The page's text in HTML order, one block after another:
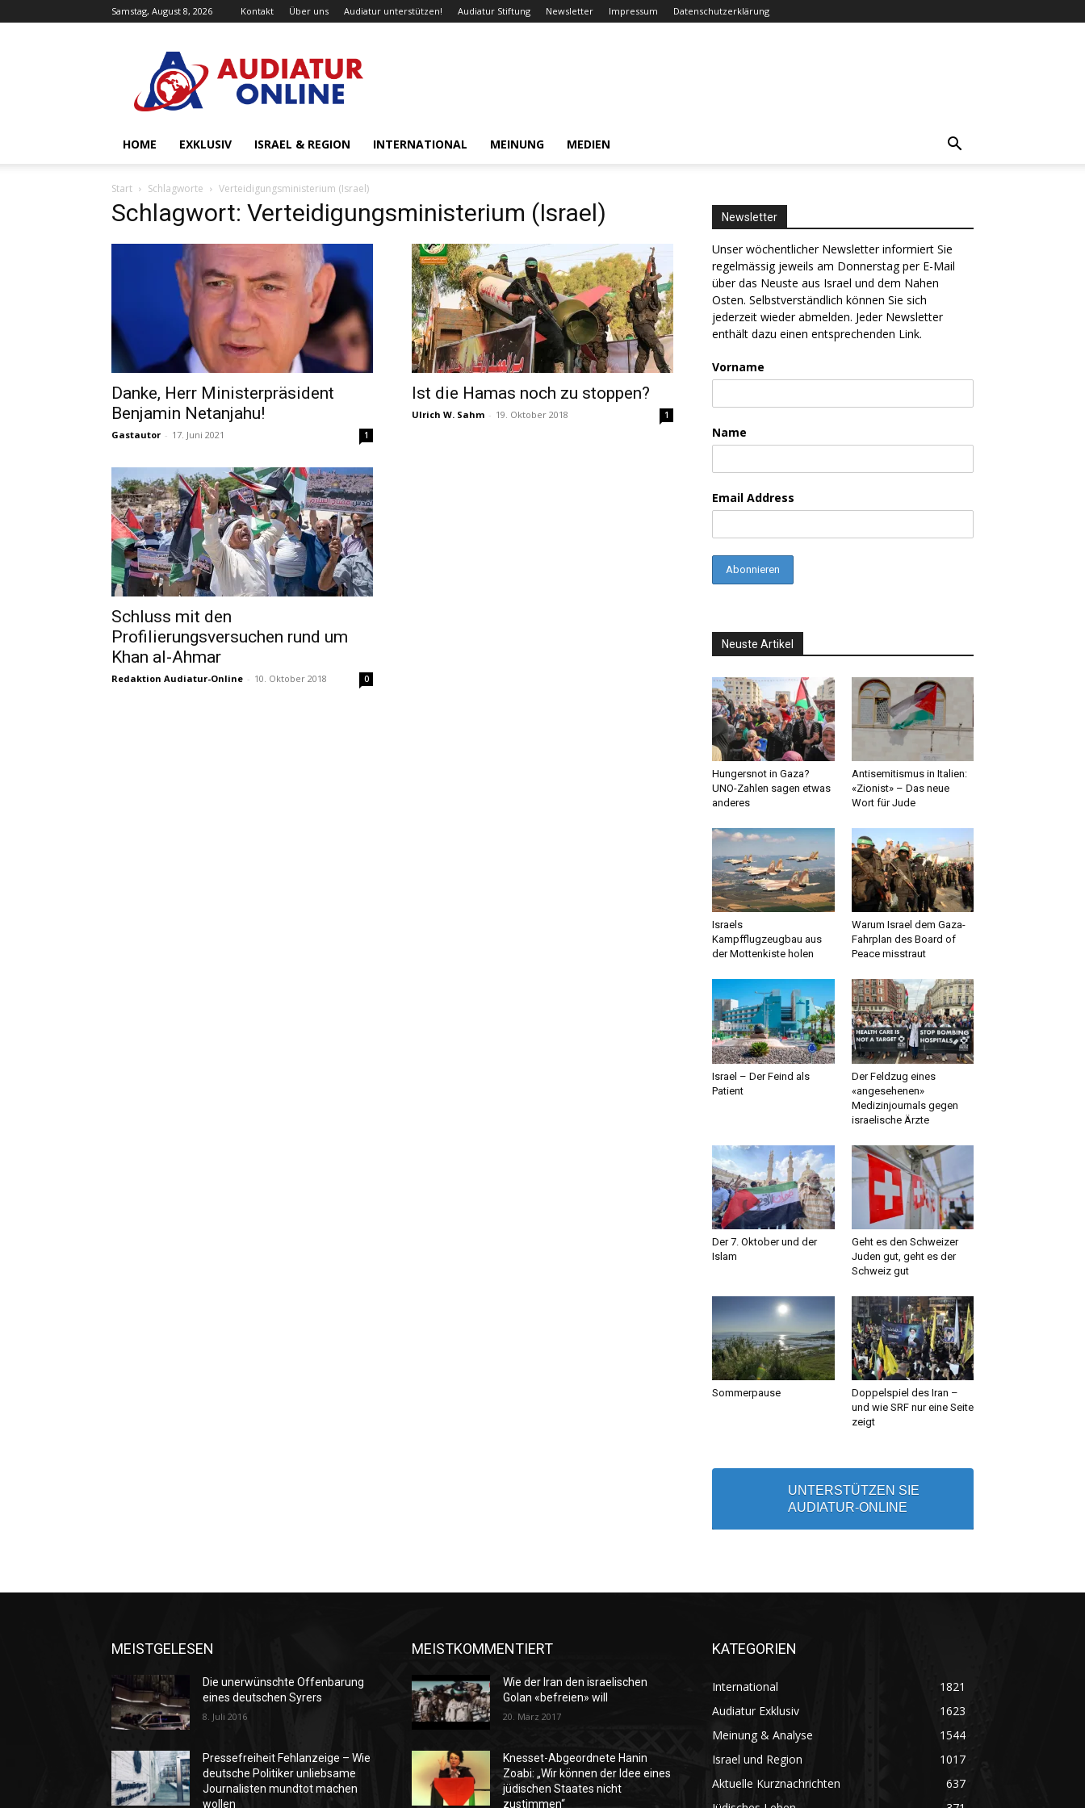
Samstag, August 8, 2026 Kontakt Über uns Audiatur unterstützen! Audiatur Stiftung Newsletter Impressum Datenschutzerklärung
Online
HOME EXKLUSIV ISRAEL & REGION INTERNATIONAL MEINUNG MEDIEN
Start Schlagworte Verteidigungsministerium (Israel)
Schlagwort: Verteidigungsministerium (Israel)
Danke, Herr Ministerpräsident
Benjamin Netanjahu!
Gastautor - 17. Juni 2021 1
Ist die Hamas noch zu stoppen?
Ulrich W. Sahm - 19. Oktober 2018 1
Schluss mit den
Profilierungsversuchen rund um
Khan al-Ahmar
Redaktion Audiatur-Online - 10. Oktober 2018 0
Newsletter
Unser wöchentlicher Newsletter informiert Sie
regelmässig jeweils am Donnerstag per E-Mail
über das Neuste aus Israel und dem Nahen
Osten. Selbstverständlich können Sie sich
jederzeit wieder abmelden. Jeder Newsletter
enthält dazu einen entsprechenden Link.
Vorname
Name
Email Address
Neuste Artikel
Hungersnot in Gaza?
UNO-Zahlen sagen etwas
anderes
Antisemitismus in Italien:
«Zionist» – Das neue
Wort für Jude
Israels
Kampfflugzeugbau aus
der Mottenkiste holen
Warum Israel dem Gaza-
Fahrplan des Board of
Peace misstraut
Israel – Der Feind als
Patient
Der Feldzug eines
«angesehenen»
Medizinjournals gegen
israelische Ärzte
Der 7. Oktober und der
Islam
Geht es den Schweizer
Juden gut, geht es der
Schweiz gut
Sommerpause
Doppelspiel des Iran –
und wie SRF nur eine Seite
zeigt
UNTERSTÜTZEN SIE
AUDIATUR-ONLINE
MEISTGELESEN
Die unerwünschte Offenbarung
eines deutschen Syrers
8. Juli 2016
Pressefreiheit Fehlanzeige – Wie
deutsche Politiker unliebsame
Journalisten mundtot machen
wollen
MEISTKOMMENTIERT
Wie der Iran den israelischen
Golan «befreien» will
20. März 2017
Knesset-Abgeordnete Hanin
Zoabi: „Wir können der Idee eines
jüdischen Staates nicht
zustimmen“
KATEGORIEN
International
1821
Audiatur Exklusiv
1623
Meinung & Analyse
1544
Israel und Region
1017
Aktuelle Kurznachrichten
637